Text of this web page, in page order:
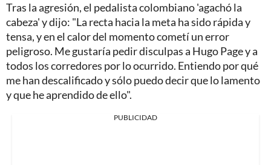
Tras la agresión, el pedalista colombiano 'agachó la
cabeza' y dijo: "La recta hacia la meta ha sido rápida y
tensa, y en el calor del momento cometí un error
peligroso. Me gustaría pedir disculpas a Hugo Page y a
todos los corredores por lo ocurrido. Entiendo por qué
me han descalificado y sólo puedo decir que lo lamento
y que he aprendido de ello".
PUBLICIDAD